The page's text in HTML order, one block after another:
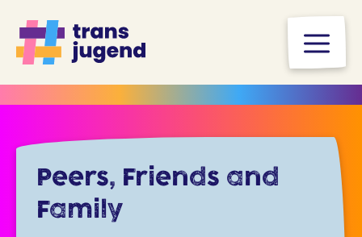
Inhalt
springen
Peers, Friends and
Family